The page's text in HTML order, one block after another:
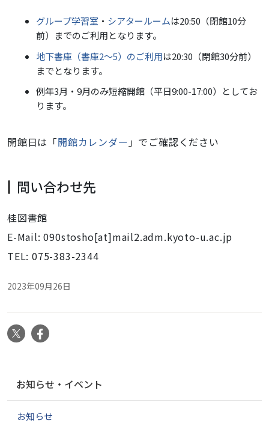
グループ学習室 ・ シアタールームは20:50（閉館10分
前）までのご利用となります。
地下書庫（書庫2～5）のご利用は20:30（閉館30分前）
までとなります。
例年3月・9月のみ短縮開館（平日9:00-17:00）としてお
ります。
開館日は「開館カレンダー」でご確認ください
問い合わせ先
桂図書館
E-Mail: 090stosho[at]mail2.adm.kyoto-u.ac.jp
TEL: 075-383-2344
2023年09月26日
X
ゲ
お知らせ・イベント
お知らせ